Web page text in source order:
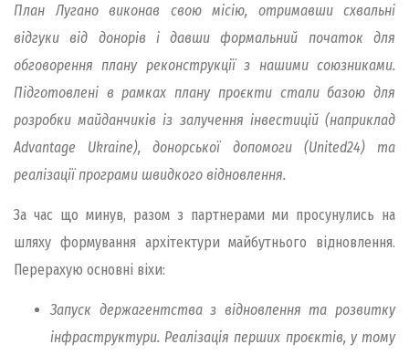
План Лугано виконав свою місію, отримавши схвальні
відгуки від донорів і давши формальний початок для
обговорення плану реконструкції з нашими союзниками.
Підготовлені в рамках плану проєкти стали базою для
розробки майданчиків із залучення інвестицій (наприклад
Advantage Ukraine), донорської допомоги (United24) та
реалізації програми швидкого відновлення.
За час що минув, разом з партнерами ми просунулись на
шляху формування архітектури майбутнього відновлення.
Перерахую основні віхи:
Запуск держагентства з відновлення та розвитку
інфраструктури. Реалізація перших проєктів, у тому